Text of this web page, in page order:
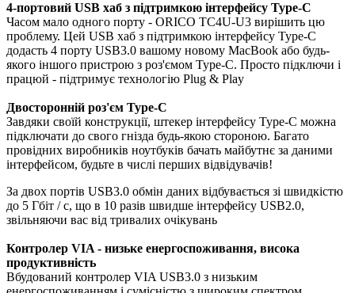
4-портовий USB хаб з підтримкою інтерфейсу Type-C
Часом мало одного порту - ORICO TC4U-U3 вирішить цю
проблему. Цей USB хаб з підтримкою інтерфейсу Type-C
додасть 4 порту USB3.0 вашому новому MacBook або будь-
якого іншого пристрою з роз'ємом Type-C. Просто підключи і
працюй - підтримує технологію Plug & Play
Двосторонній роз'єм Type-C
Завдяки своїй конструкції, штекер інтерфейсу Type-C можна
підключати до свого гнізда будь-якою стороною. Багато
провідних виробників ноутбуків бачать майбутнє за даними
інтерфейсом, будьте в числі перших відвідувачів!
За двох портів USB3.0 обмін даних відбувається зі швидкістю
до 5 Гбіт / с, що в 10 разів швидше інтерфейсу USB2.0,
звільняючи вас від тривалих очікувань
Контролер VIA - низьке енергоспоживання, висока
продуктивність
Вбудований контролер VIA USB3.0 з низьким